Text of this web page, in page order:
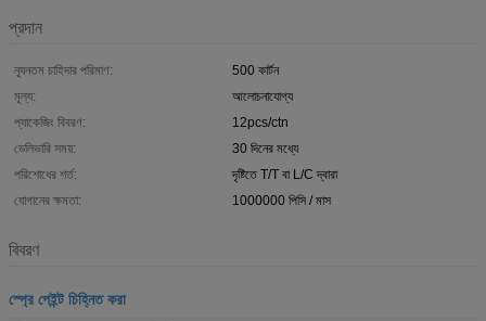
প্রদান
ন্যূনতম চাহিদার পরিমাণ:
500 কার্টন
মূল্য:
আলোচনাযোগ্য
প্যাকেজিং বিবরণ:
12pcs/ctn
ডেলিভারি সময়:
30 দিনের মধ্যে
পরিশোধের শর্ত:
দৃষ্টিতে T/T বা L/C দ্বারা
যোগানের ক্ষমতা:
1000000 পিসি / মাস
বিবরণ
স্প্রে পেইন্ট চিহ্নিত করা